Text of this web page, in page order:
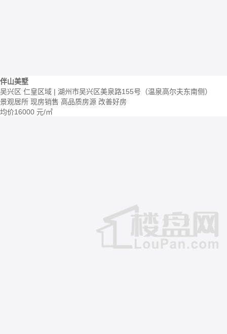
伴山美墅
吴兴区 仁皇区域 | 湖州市吴兴区美泉路155号（温泉高尔夫东南侧）
景观居所 现房销售 高品质房源 改善好房
均价16000 元/㎡